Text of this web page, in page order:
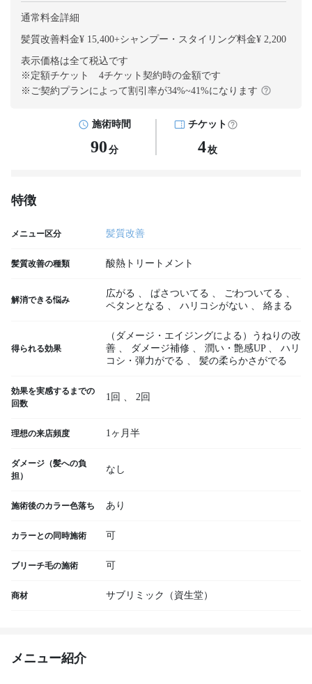
通常料金詳細
髪質改善料金¥ 15,400+シャンプー・スタイリング料金¥ 2,200
表示価格は全て税込です
※定額チケット 4チケット契約時の金額です
※ご契約プランによって割引率が34%~41%になります
施術時間
90 分
チケット
4枚
特徴
メニュー区分 髪質改善
髪質改善の種類 酸熱トリートメント
解消できる悩み
広がる 、 ぱさついてる 、 ごわついてる 、
ペタンとなる 、 ハリコシがない 、 絡まる
得られる効果
（ダメージ・エイジングによる）うねりの改
善 、 ダメージ補修 、 潤い・艶感UP 、
ハリ
コシ・弾力がでる 、 髪の柔らかさがでる
効果を実感するまでの
回数
1回 、 2回
理想の来店頻度 1ヶ月半
ダメージ（髪への負
担）
なし
施術後のカラー色落ち あり
カラーとの同時施術 可
ブリーチ毛の施術 可
商材 サブリミック（資生堂）
メニュー紹介